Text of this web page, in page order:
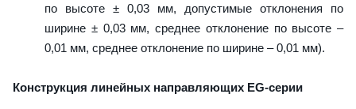
по высоте ± 0,03 мм, допустимые отклонения по
ширине ± 0,03 мм, среднее отклонение по высоте –
0,01 мм, среднее отклонение по ширине – 0,01 мм).
Конструкция линейных направляющих EG-серии